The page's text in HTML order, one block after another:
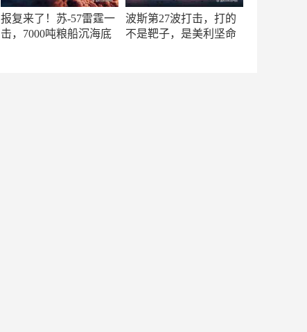
报复来了！苏-57雷霆一
击，7000吨粮船沉海底
波斯第27波打击，打的
不是靶子，是美利坚命